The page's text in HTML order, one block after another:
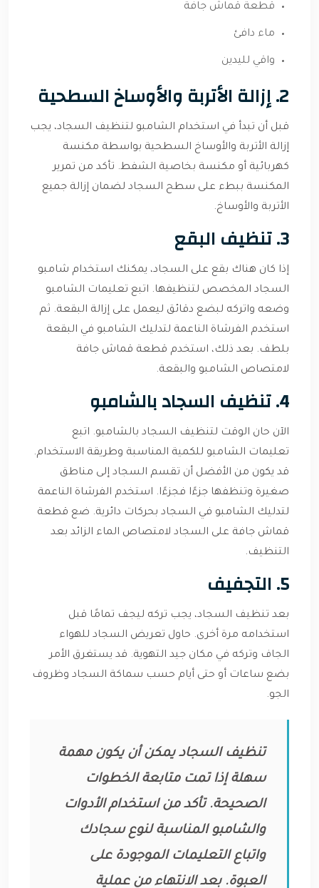
قطعة قماش جافة
ماء دافئ
واقي لليدين
2. إزالة الأتربة والأوساخ السطحية
قبل أن تبدأ في استخدام الشامبو لتنظيف السجاد، يجب
إزالة الأتربة والأوساخ السطحية بواسطة مكنسة
كهربائية أو مكنسة بخاصية الشفط. تأكد من تمرير
المكنسة ببطء على سطح السجاد لضمان إزالة جميع
الأتربة والأوساخ.
3. تنظيف البقع
إذا كان هناك بقع على السجاد، يمكنك استخدام شامبو
السجاد المخصص لتنظيفها. اتبع تعليمات الشامبو
وضعه واتركه لبضع دقائق ليعمل على إزالة البقعة. ثم
استخدم الفرشاة الناعمة لتدليك الشامبو في البقعة
بلطف. بعد ذلك، استخدم قطعة قماش جافة
لامتصاص الشامبو والبقعة.
4. تنظيف السجاد بالشامبو
الآن حان الوقت لتنظيف السجاد بالشامبو. اتبع
تعليمات الشامبو للكمية المناسبة وطريقة الاستخدام.
قد يكون من الأفضل أن تقسم السجاد إلى مناطق
صغيرة وتنظفها جزءًا فجزءًا. استخدم الفرشاة الناعمة
لتدليك الشامبو في السجاد بحركات دائرية. ضع قطعة
قماش جافة على السجاد لامتصاص الماء الزائد بعد
التنظيف.
5. التجفيف
بعد تنظيف السجاد، يجب تركه ليجف تمامًا قبل
استخدامه مرة أخرى. حاول تعريض السجاد للهواء
الجاف وتركه في مكان جيد التهوية. قد يستغرق الأمر
بضع ساعات أو حتى أيام حسب سماكة السجاد وظروف
الجو.
تنظيف السجاد يمكن أن يكون مهمة
سهلة إذا تمت متابعة الخطوات
الصحيحة. تأكد من استخدام الأدوات
والشامبو المناسبة لنوع سجادك
واتباع التعليمات الموجودة على
العبوة. بعد الانتهاء من عملية